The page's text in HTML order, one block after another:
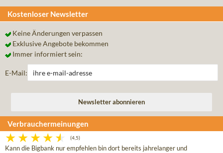
Kostenloser Newsletter
Keine Änderungen verpassen
Exklusive Angebote bekommen
Immer informiert sein:
E-Mail:
Verbrauchermeinungen
(4,5)
Kann die Bigbank nur empfehlen bin dort bereits jahrelanger und